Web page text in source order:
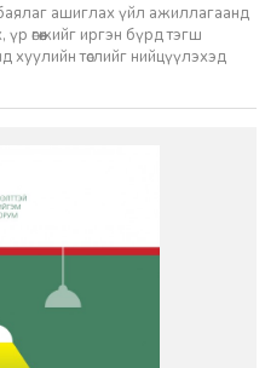
ашиглах үйл ажиллагаанд
өгөөжийг иргэн бүрд тэгш
хуулийн төслийг нийцүүлэхэд